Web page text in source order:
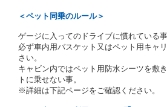
レジットカード若しくは現金によ
借受人は契約後の借受期間の延長
ます。
当社は、借受人又は運転者が前3
は、貸渡契約の締結を拒絶すると
すことができるものとします。な
＜ペット同乗のルール＞
ゲージに入ってのドライブに慣れている
必ず車内用バスケット又はペット用キャ
さい。
キャビン内ではペット用防水シーツを敷
トに乗せない事。
※詳細は下記ページをご確認ください。